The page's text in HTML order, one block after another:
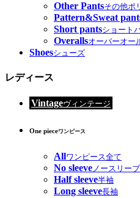
Other Pantsその他ポ
Pattern&Sweat
Short pantsショート
Overallsオーバーオー
Shoesシューズ
レディース
Vintageヴィンテージ
One pieceワンピース
Allワンピース全て
No sleeve ノースリーブ
Half sleeve半袖
Long sleeve長袖